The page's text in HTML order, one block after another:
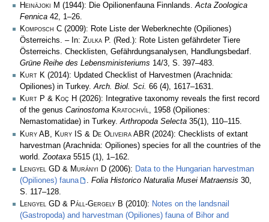
Heinäjoki M (1944): Die Opilionenfauna Finnlands. Acta Zoologica
Fennica 42, 1–26.
Komposch C (2009): Rote Liste der Weberknechte (Opiliones)
Österreichs. – In: Zulka P. (Red.): Rote Listen gefährdeter Tiere
Österreichs. Checklisten, Gefährdungsanalysen, Handlungsbedarf.
Grüne Reihe des Lebensministeriums 14/3, S. 397–483.
Kurt K (2014): Updated Checklist of Harvestmen (Arachnida:
Opiliones) in Turkey.Arch. Biol. Sci. 66 (4), 1617–1631.
Kurt P & Koç H (2026): Integrative taxonomy reveals the first record
of the genus Carinostoma Kratochvíl, 1958 (Opiliones:
Nemastomatidae) in Turkey.Arthropoda Selecta 35(1), 110–115.
Kury AB, Kury IS & De Oliveira ABR (2024): Checklists of extant
harvestman (Arachnida: Opiliones) species for all the countries of the
world. Zootaxa 5515 (1), 1–162.
Lengyel GD & Murányi D (2006): Data to the Hungarian harvestman
(Opiliones) fauna
. Folia Historico Naturalia Musei Matraensis 30,
S. 117–128.
Lengyel GD & Páll-Gergely B (2010): Notes on the landsnail
(Gastropoda) and harvestman (Opiliones) fauna of Bihor and